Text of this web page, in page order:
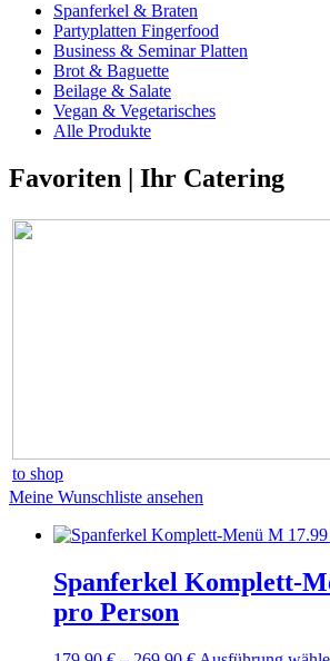
Spanferkel & Braten
Partyplatten Fingerfood
Business & Seminar Platten
Brot & Baguette
Beilage & Salate
Vegan & Vegetarisches
Alle Produkte
Favoriten | Ihr Catering
to shop
Meine Wunschliste ansehen
Spanferkel Komplett-
pro Person